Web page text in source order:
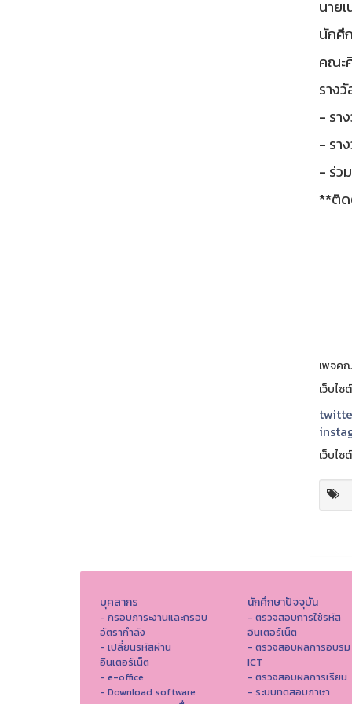
นาย
นักศึ
คณะ
ราง
- รา
- รา
- ร่ว
**ติด
เพจค
เว็บไ
เว็บไ
บุคลากร
- กรอบภาระงานและกรอบ
อัตรากำลัง
- เปลี่ยนรหัสผ่าน
อินเตอร์เน็ต
- e-office
- Download software
นักศึกษาปัจจุบัน
- ตรวจสอบการใช้รหัส
อินเตอร์เน็ต
- ตรวจสอบผลการอบรม
ICT
- ตรวจสอบผลการเรียน
- ระบบทดสอบภาษา